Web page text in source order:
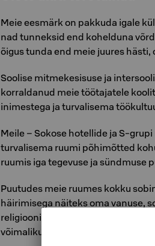
Meie eesmärk on pakkuda igale
nad tunneksid end kohelduna
õigus tunda end meie juures hästi,
Soolise mitmekesisuse ja
korraldanud meie töötajatele
inimestega ja turvalisema
Meile – Sokose hotellide ja S-
turvalisema ruumi põhimõtted
ruumis iga tegevuse ja sündmuse
Puutudes meie ruumes kokku
häirimisega näiteks oma vanuse,
religiooniga seoses, pöörduge
võimaliku häirimise korral abiks ja